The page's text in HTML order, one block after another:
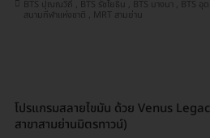
BTS ปุณณวิถี , BTS รัชโยธิน , BTS บางนา , BTS อุดมสุข , MRT เตาปูน , BTS อโศก , MRT สุขุมวิท , BTS อ่อนนุช , BTS
สนามกีฬาแห่งชาติ , MRT สามย่าน
โปรแกรมสลายไขมัน ด้วย Venus
สาขาสามย่านมิตรทาวน์)